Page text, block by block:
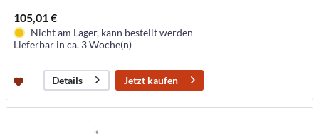
105,01 €
Nicht am Lager, kann bestellt werden
Lieferbar in ca. 3 Woche(n)
Details Jetzt kaufen